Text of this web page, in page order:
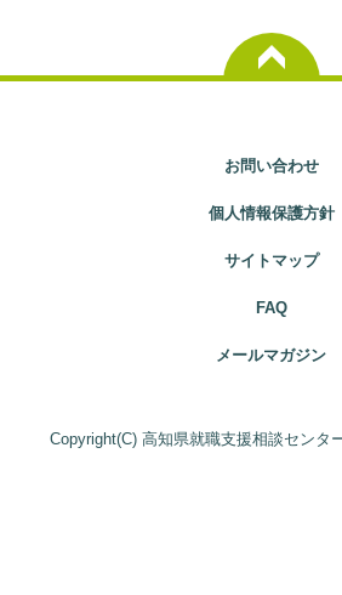
お問い合わせ
個人情報保護方針
サイトマップ
FAQ
メールマガジン
Copyright(C) 高知県就職支援相談センタ